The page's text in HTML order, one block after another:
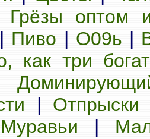
Грёзы оптом
| Пиво | О09ь |
как три
| Отпрыски
Муравьи |